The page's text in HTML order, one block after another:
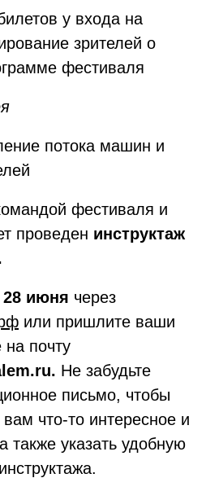
у входа на
зрителей о
фестиваля
потока машин и
фестиваля и
проведен инструктаж
июня через
или пришлите ваши
на почту
Не забудьте
письмо, чтобы
что-то интересное и
также указать удобную